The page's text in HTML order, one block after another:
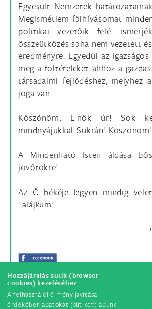
Hozzájárulás sütik (browser
cookies) kezeléséhez
A felhasználói élmény javítása
érdekében adatokat (sütiket) adunk
Egyesült Nemzetek
Megismétlem fölhívásomat
politikai vezetőik felé:
összeütközés soha nem vezetett
eredményre. Egyedül az
meg a föltételeket ahhoz a
társadalmi fejlődéshez, melyhez
joga van.
Köszönöm, Elnök úr! Sok
mindnyájukkal: Sukrán! Köszönöm!
A Mindenható Isten áldása
jövőtökre!
Az Ő békéje legyen mindig
`alájkum!